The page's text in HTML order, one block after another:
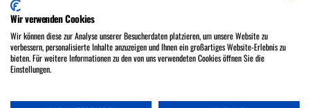
Treksport Outdoor Shop, A-1060 Wien, Stumpergasse 16
MO - FR 9:30 - 18:00, SA 9:30 - 17:00 Uhr
Tel.: +43 (0)664 50 47 848
Wir verwenden Cookies
Wir können diese zur Analyse unserer Besucherdaten platzieren, um unsere Website zu
verbessern, personalisierte Inhalte anzuzeigen und Ihnen ein großartiges Website-Erlebnis zu
bieten. Für weitere Informationen zu den von uns verwendeten Cookies öffnen Sie die
Einstellungen.